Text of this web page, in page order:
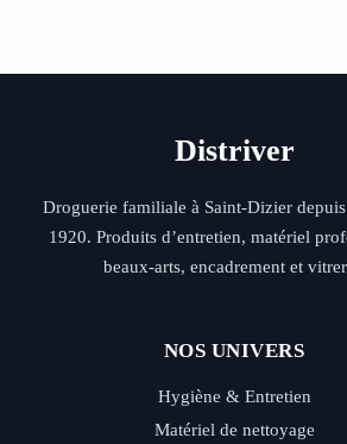
Distriver
Droguerie familiale à Saint-Dizier depuis
1920. Produits d’entretien, matériel
beaux-arts, encadrement et
NOS UNIVERS
Hygiène & Entretien
Matériel de nettoyage